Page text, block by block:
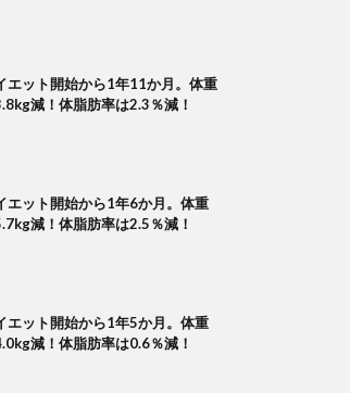
エット開始から1年11か月。体重
減！体脂肪率は2.3％減！
エット開始から1年6か月。体重
減！体脂肪率は2.5％減！
エット開始から1年5か月。体重
減！体脂肪率は0.6％減！